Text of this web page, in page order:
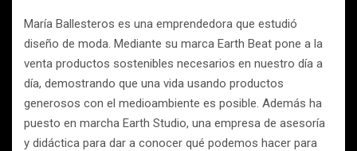
María Ballesteros es una emprendedora que estudió
diseño de moda. Mediante su marca Earth Beat pone a la
venta productos sostenibles necesarios en nuestro día a
día, demostrando que una vida usando productos
generosos con el medioambiente es posible. Además ha
puesto en marcha Earth Studio, una empresa de asesoría
y didáctica para dar a conocer qué podemos hacer para